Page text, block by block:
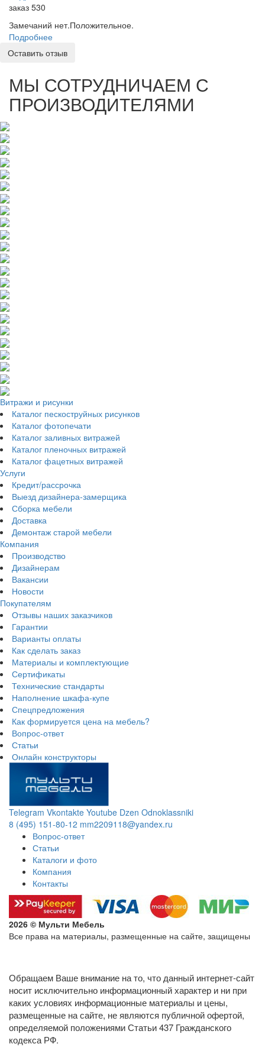
заказ 530
Замечаний нет.Положительное.
Подробнее
Оставить отзыв
МЫ СОТРУДНИЧАЕМ С
ПРОИЗВОДИТЕЛЯМИ
Витражи и рисунки
Каталог пескоструйных рисунков
Каталог фотопечати
Каталог заливных витражей
Каталог пленочных витражей
Каталог фацетных витражей
Услуги
Кредит/рассрочка
Выезд дизайнера-замерщика
Сборка мебели
Доставка
Демонтаж старой мебели
Компания
Производство
Дизайнерам
Вакансии
Новости
Покупателям
Отзывы наших заказчиков
Гарантии
Варианты оплаты
Как сделать заказ
Материалы и комплектующие
Сертификаты
Технические стандарты
Наполнение шкафа-купе
Спецпредложения
Как формируется цена на мебель?
Вопрос-ответ
Статьи
Онлайн конструкторы
Telegram Vkontakte Youtube Dzen Odnoklassniki
8 (495) 151-80-12 mm2209118@yandex.ru
Вопрос-ответ
Статьи
Каталоги и фото
Компания
Контакты
2026 © Мульти Мебель
Все права на материалы, размещенные на сайте, защищены
Обращаем Ваше внимание на то, что данный интернет-сайт
носит исключительно информационный характер и ни при
каких условиях информационные материалы и цены,
размещенные на сайте, не являются публичной офертой,
определяемой положениями Статьи 437 Гражданского
кодекса РФ.